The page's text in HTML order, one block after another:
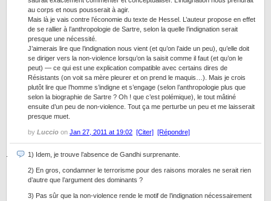
au corps et nous pousserait à agir.
Mais là je vais contre l’économie du texte de Hessel. L’auteur propose en effet
de se rallier à l’anthropologie de Sartre, selon la quelle l’indignation serait
presque une nécessité.
J’aimerais lire que l’indignation nous vient (et qu’on l’aide un peu), qu’elle doit
se diriger vers la non-violence lorsqu’on la saisit comme il faut (et qu’on le
peut) — ce qui est une explication compatible avec certains dires de
Résistants (on voit sa mère pleurer et on prend le maquis…). Mais je crois
plutôt lire que l’homme s’indigne et s’engage (selon l’anthropologie plus que
selon la biographie de Sartre ? Oh ! que c’est polémique), le tout mâtiné
ensuite d’un peu de non-violence. Tout ça me perturbe un peu et me laisserait
presque muet.
by Luccio on Jan 27, 2011 at 19:02 [Citer] [Répondre]
1) Idem, je trouve l’absence de Gandhi surprenante.
2) En gros, condamner le terrorisme pour des raisons morales ne serait rien
d’autre que l’argument des dominants ?
3) Pas sûr que la non-violence rende le motif de l’indignation nécessairement